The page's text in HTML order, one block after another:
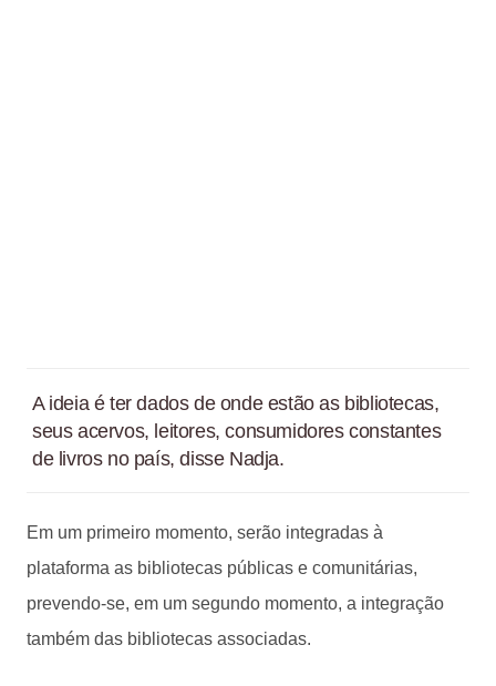
A ideia é ter dados de onde estão as bibliotecas,
seus acervos, leitores, consumidores constantes
de livros no país, disse Nadja.
Em um primeiro momento, serão integradas à
plataforma as bibliotecas públicas e comunitárias,
prevendo-se, em um segundo momento, a integração
também das bibliotecas associadas.